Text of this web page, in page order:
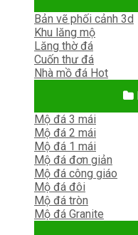
Bản vẽ phối cảnh 3d
Khu lăng mộ
Lăng thờ đá
Cuốn thư đá
Nhà mồ đá
Mộ đá 3 mái
Mộ đá 2 mái
Mộ đá 1 mái
Mộ đá đơn giản
Mộ đá công giáo
Mộ đá đôi
Mộ đá tròn
Mộ đá Granite